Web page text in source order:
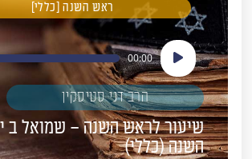
ראש השנה [כללי]
נגן
אודיו
00:00
הרב דני סטיסקין
שיעור לראש השנה – שמואל ב
השנה (כללי)